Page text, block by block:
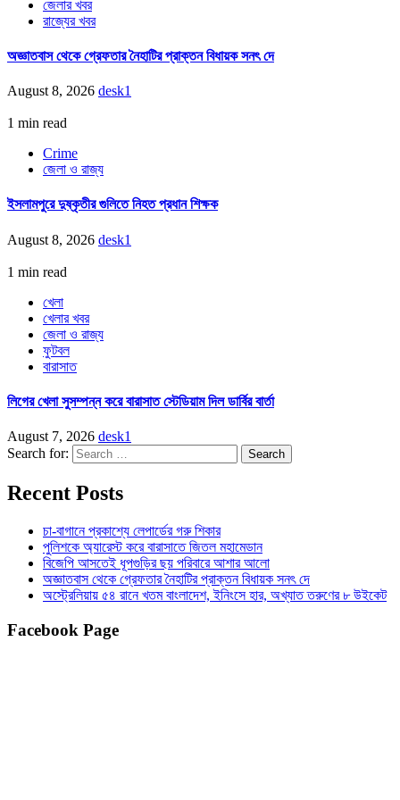
জেলার খবর
রাজ্যের খবর
অজ্ঞাতবাস থেকে গ্রেফতার নৈহাটির প্রাক্তন বিধায়ক সনৎ দে
August 8, 2026 desk1
1 min read
Crime
জেলা ও রাজ্য
ইসলামপুরে দুষ্কৃতীর গুলিতে নিহত প্রধান শিক্ষক
August 8, 2026 desk1
1 min read
খেলা
খেলার খবর
জেলা ও রাজ্য
ফুটবল
বারাসাত
লিগের খেলা সুসম্পন্ন করে বারাসাত স্টেডিয়াম দিল ডার্বির বার্তা
August 7, 2026 desk1
Search for:
Recent Posts
চা-বাগানে প্রকাশ্যে লেপার্ডের গরু শিকার
পুলিশকে অ্যারেস্ট করে বারাসাতে জিতল মহামেডান
বিজেপি আসতেই ধূপগুড়ির ছয় পরিবারে আশার আলো
অজ্ঞাতবাস থেকে গ্রেফতার নৈহাটির প্রাক্তন বিধায়ক সনৎ দে
অস্ট্রেলিয়ায় ৫৪ রানে খতম বাংলাদেশ, ইনিংসে হার, অখ্যাত তরুণের ৮ উইকেট
Facebook Page